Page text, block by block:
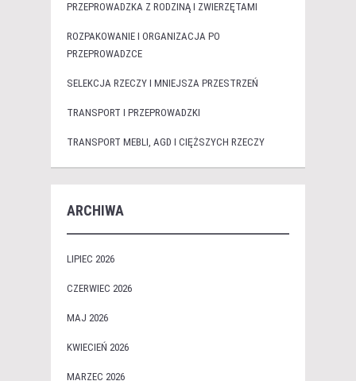
PRZEPROWADZKA Z RODZINĄ I ZWIERZĘTAMI
ROZPAKOWANIE I ORGANIZACJA PO
PRZEPROWADZCE
SELEKCJA RZECZY I MNIEJSZA PRZESTRZEŃ
TRANSPORT I PRZEPROWADZKI
TRANSPORT MEBLI, AGD I CIĘŻSZYCH RZECZY
ARCHIWA
LIPIEC 2026
CZERWIEC 2026
MAJ 2026
KWIECIEŃ 2026
MARZEC 2026